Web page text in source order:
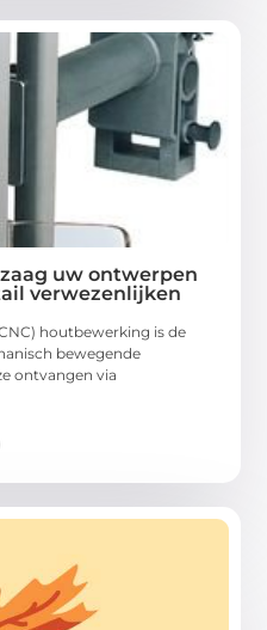
uw ontwerpen
verwezenlijken
houtbewerking is de
bewegende
ontvangen via